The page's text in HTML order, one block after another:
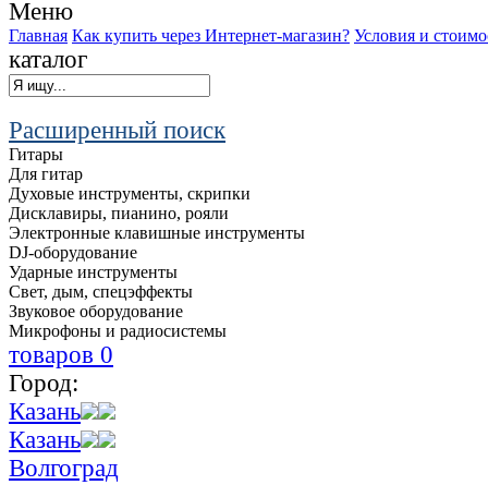
Меню
Главная Как купить через Интернет-магазин? Условия и
каталог
Расширенный поиск
Гитары
Для гитар
Духовые инструменты, скрипки
Дисклавиры, пианино, рояли
Электронные клавишные инструменты
DJ-оборудование
Ударные инструменты
Свет, дым, спецэффекты
Звуковое оборудование
Микрофоны и радиосистемы
товаров 0
Город:
Казань
Казань
Волгоград